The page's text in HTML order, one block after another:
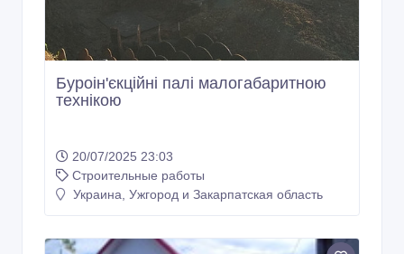
Буроін'єкційні палі малогабаритною
технікою
20/07/2025 23:03
Строительные работы
Украина, Ужгород и Закарпатская область